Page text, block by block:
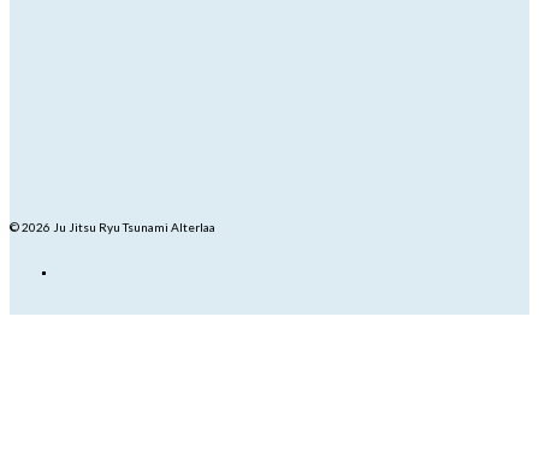
© 2026 Ju Jitsu Ryu Tsunami Alterlaa